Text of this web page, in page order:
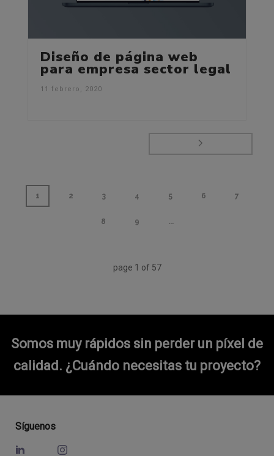
Diseño de página web
para empresa sector legal
11 febrero, 2020
1 2 3 4 5 6 7
8 9 ...
page 1 of 57
Somos muy rápidos sin perder un píxel de
calidad. ¿Cuándo necesitas tu proyecto?
Síguenos